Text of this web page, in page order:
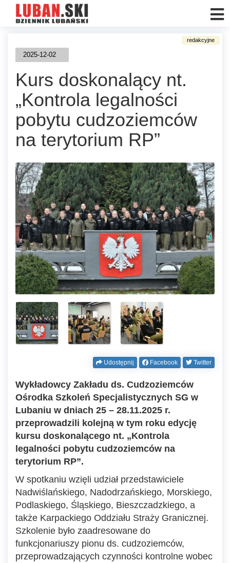
2025-12-02
Kurs doskonalący nt.
„Kontrola legalności
pobytu cudzoziemców
na terytorium RP”
Udostępnij Facebook Twitter
Wykładowcy Zakładu ds. Cudzoziemców
Ośrodka Szkoleń Specjalistycznych SG w
Lubaniu w dniach 25 – 28.11.2025 r.
przeprowadzili kolejną w tym roku edycję
kursu doskonalącego nt. „Kontrola
legalności pobytu cudzoziemców na
terytorium RP”.
W spotkaniu wzięli udział przedstawiciele
Nadwiślańskiego, Nadodrzańskiego, Morskiego,
Podlaskiego, Śląskiego, Bieszczadzkiego, a
także Karpackiego Oddziału Straży Granicznej.
Szkolenie było zaadresowane do
funkcjonariuszy pionu ds. cudzoziemców,
przeprowadzających czynności kontrolne wobec